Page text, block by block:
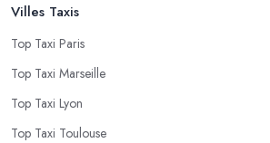
Villes Taxis
Top Taxi Paris
Top Taxi Marseille
Top Taxi Lyon
Top Taxi Toulouse